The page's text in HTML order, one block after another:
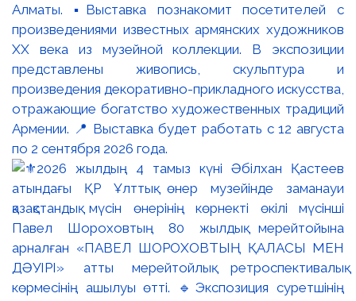
Алматы. ▪️Выставка познакомит посетителей с
произведениями известных армянских художников
XX века из музейной коллекции. В экспозиции
представлены живопись, скульптура и
произведения декоративно-прикладного искусства,
отражающие богатство художественных традиций
Армении. 📍 Выставка будет работать с 12 августа
по 2 сентября 2026 года.